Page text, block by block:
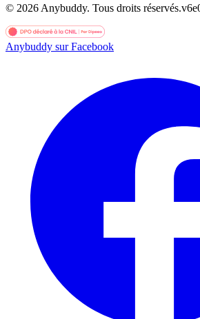
© 2026 Anybuddy. Tous droits réservés.v
Anybuddy sur Facebook